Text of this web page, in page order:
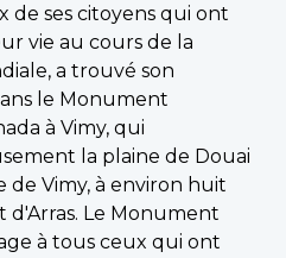
de ses citoyens qui ont
vie au cours de la
a trouvé son
le Monument
à Vimy, qui
la plaine de Douai
Vimy, à environ huit
d'Arras. Le Monument
à tous ceux qui ont